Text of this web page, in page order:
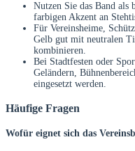
Nutzen Sie das Band als
farbigen Akzent an
Für Vereinsheime,
Gelb gut mit neutralen
kombinieren.
Bei Stadtfesten oder
Geländern,
eingesetzt werden.
Häufige Fragen
Wofür eignet sich das